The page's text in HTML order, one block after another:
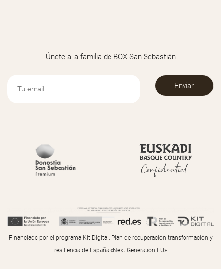
Únete a la familia de BOX San Sebastián
Financiado por el programa Kit Digital. Plan de recuperación transformación y
resiliencia de España «Next Generation EU»